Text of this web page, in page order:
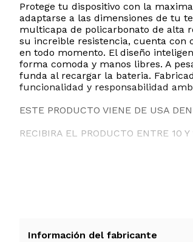
Protege tu dispositivo con la
adaptarse a las dimensiones de tu
multicapa de policarbonato de alta
su increible resistencia, cuenta con
en todo momento. El diseño
forma comoda y manos libres. A
funda al recargar la bateria.
funcionalidad y responsabilidad
ESTE PRODUCTO VIENE DE USA
RECIBIRA EL PRODUCTO ENTRE 10
Información del fabricante